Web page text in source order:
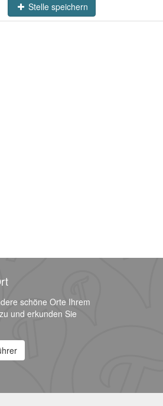
Stelle speichern
schöne Orte Ihrem
und erkunden Sie